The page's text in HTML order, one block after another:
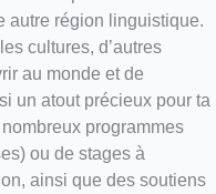
autre région linguistique.
cultures, d’autres
au monde et de
un atout précieux pour ta
programmes
ou de stages à
ainsi que des soutiens